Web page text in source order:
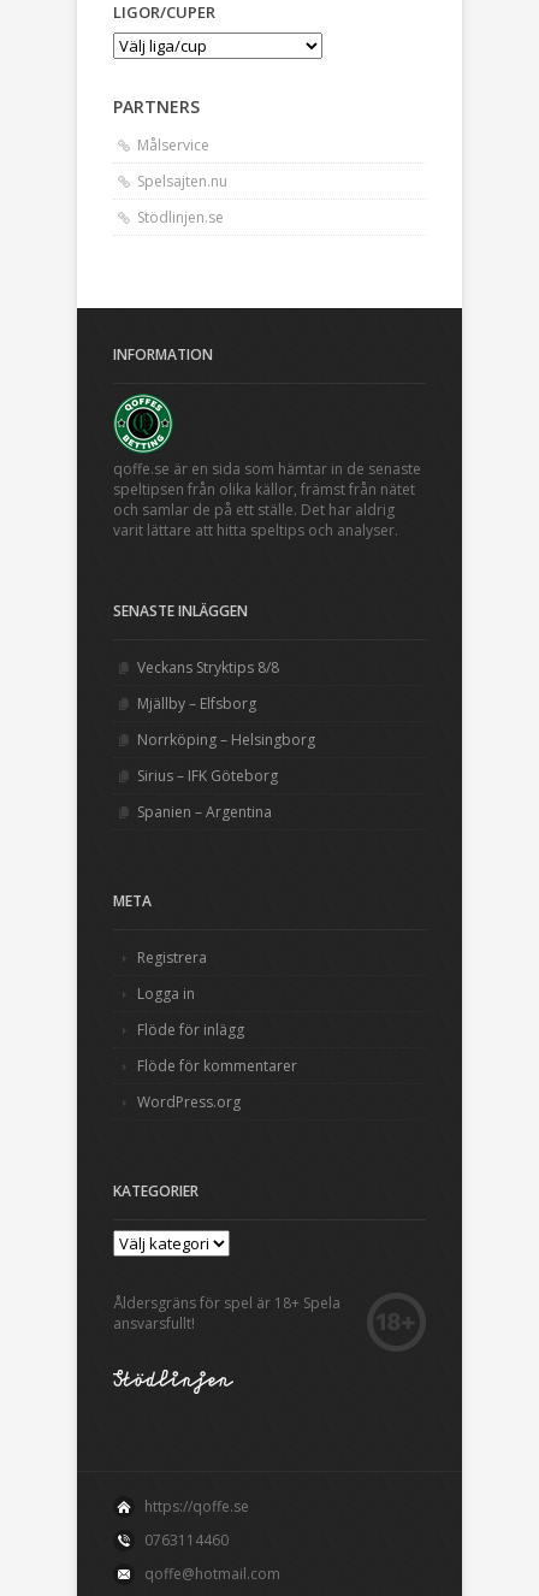
LIGOR/CUPER
PARTNERS
Målservice
Spelsajten.nu
Stödlinjen.se
INFORMATION
qoffe.se är en sida som hämtar in de senaste
speltipsen från olika källor, främst från nätet
och samlar de på ett ställe. Det har aldrig
varit lättare att hitta speltips och analyser.
SENASTE INLÄGGEN
Veckans Stryktips 8/8
Mjällby – Elfsborg
Norrköping – Helsingborg
Sirius – IFK Göteborg
Spanien – Argentina
META
Registrera
Logga in
Flöde för inlägg
Flöde för kommentarer
WordPress.org
KATEGORIER
Åldersgräns för spel är 18+ Spela
ansvarsfullt!
https://qoffe.se
0763114460
qoffe@hotmail.com